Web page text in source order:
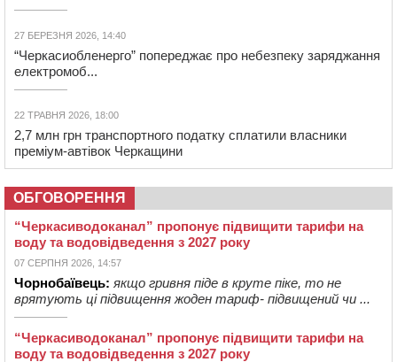
27 БЕРЕЗНЯ 2026, 14:40
“Черкасиобленерго” попереджає про небезпеку заряджання
електромоб...
22 ТРАВНЯ 2026, 18:00
2,7 млн грн транспортного податку сплатили власники
преміум-автівок Черкащини
ОБГОВОРЕННЯ
“Черкасиводоканал” пропонує підвищити тарифи на
воду та водовідведення з 2027 року
07 СЕРПНЯ 2026, 14:57
Чорнобаївець: якщо гривня піде в круте піке, то не
врятують ці підвищення жоден тариф- підвищений чи ...
“Черкасиводоканал” пропонує підвищити тарифи на
воду та водовідведення з 2027 року